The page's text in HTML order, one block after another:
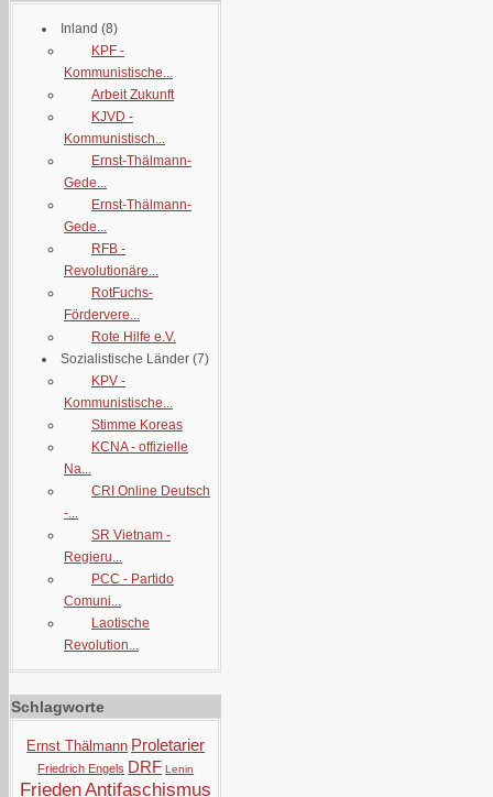
Inland (8)
KPF -
Kommunistische...
Arbeit Zukunft
KJVD -
Kommunistisch...
Ernst-Thälmann-
Gede...
Ernst-Thälmann-
Gede...
RFB -
Revolutionäre...
RotFuchs-
Fördervere...
Rote Hilfe e.V.
Sozialistische Länder (7)
KPV -
Kommunistische...
Stimme Koreas
KCNA - offizielle
Na...
CRI Online Deutsch
-...
SR Vietnam -
Regieru...
PCC - Partido
Comuni...
Laotische
Revolution...
Schlagworte
Ernst Thälmann Proletarier
Friedrich Engels DRF Lenin
FriedenAntifaschismus